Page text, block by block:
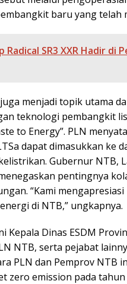
baru yang telah
Radical SR3 XXR Hadir
menjadi topik utama
teknologi pembangkit
to Energy”. PLN
dapat dimasukkan ke
Gubernur NTB,
pentingnya
“Kami
di NTB,” ungkapnya.
Kepala Dinas ESDM
NTB, serta pejabat
PLN dan Pemprov NTB
zero emission pada